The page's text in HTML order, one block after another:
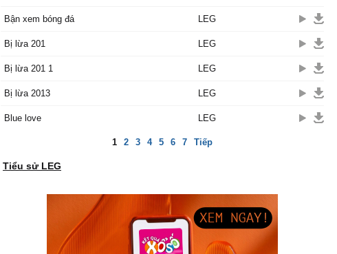
Bận xem bóng đá LEG
Bị lừa 201 LEG
Bị lừa 201 1 LEG
Bị lừa 2013 LEG
Blue love LEG
1 2 3 4 5 6 7 Tiếp
Tiểu sử LEG